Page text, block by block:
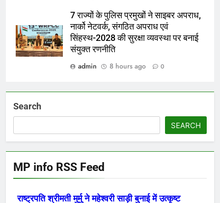
7 राज्यों के पुलिस प्रमुखों ने साइबर अपराध,
नार्को नेटवर्क, संगठित अपराध एवं
सिंहस्थ-2028 की सुरक्षा व्यवस्था पर बनाई
संयुक्त रणनीति
admin
8 hours ago 0
Search
SEARCH
MP info RSS Feed